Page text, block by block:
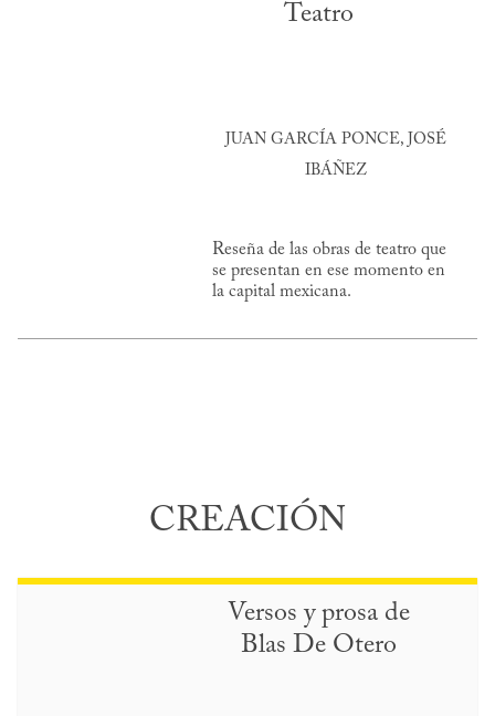
Teatro
JUAN GARCÍA PONCE, JOSÉ
IBÁÑEZ
Reseña de las obras de teatro que
se presentan en ese momento en
la capital mexicana.
CREACIÓN
Versos y prosa de
Blas De Otero